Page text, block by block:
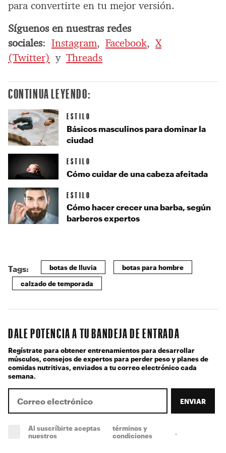
para convertirte en tu mejor versión.
Síguenos en nuestras redes
sociales: Instagram, Facebook,X
(Twitter) y Threads
CONTINUA LEYENDO:
ESTILO
Básicos masculinos para dominar la
ciudad
ESTILO
Cómo cuidar de una cabeza afeitada
ESTILO
Cómo hacer crecer una barba, según
barberos expertos
Tags: botas de lluvia botas para hombre
calzado de temporada
DALE POTENCIA A TU BANDEJA DE ENTRADA
Regístrate para obtener entrenamientos para desarrollar
músculos, consejos de expertos para perder peso y planes de
comidas nutritivas, enviados a tu correo electrónico cada
semana.
ENVIAR
Al suscríbirte aceptas
nuestros
términos y
condiciones